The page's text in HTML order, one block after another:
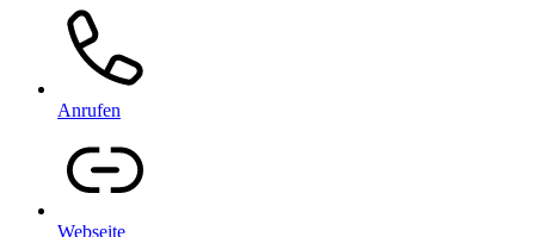
Anrufen
Webseite